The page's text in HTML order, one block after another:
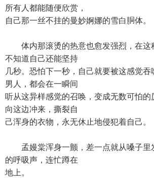
所有人都能随便欣赏，
自己那一丝不挂的曼妙婀娜的雪白胴体。
体内那滚烫的热意也愈发强烈，在这
不知道自己还能坚持
几秒。恐怕下一秒，自己就要被这感觉
男人，都会在一瞬间
听从这异样感觉的召唤，变成无数可怕的
向这边冲来，撕裂自
己浑身的衣物，永无休止地侵犯着自己。
孟嫚棠浑身一颤，差一点就从嗓子里
的呼吸声，连忙蹲在
地上。